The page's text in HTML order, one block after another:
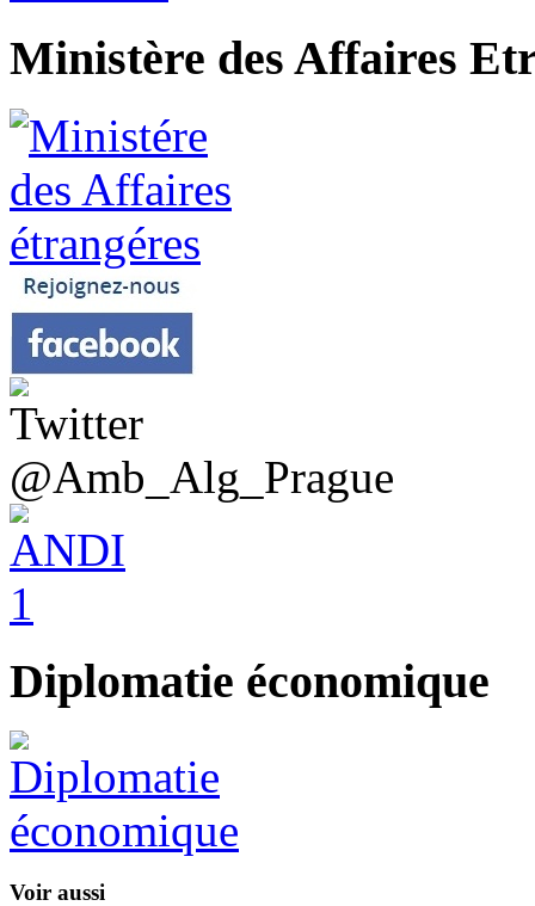
Ministère des Affaires
@Amb_Alg_Prague
Diplomatie économique
Voir aussi